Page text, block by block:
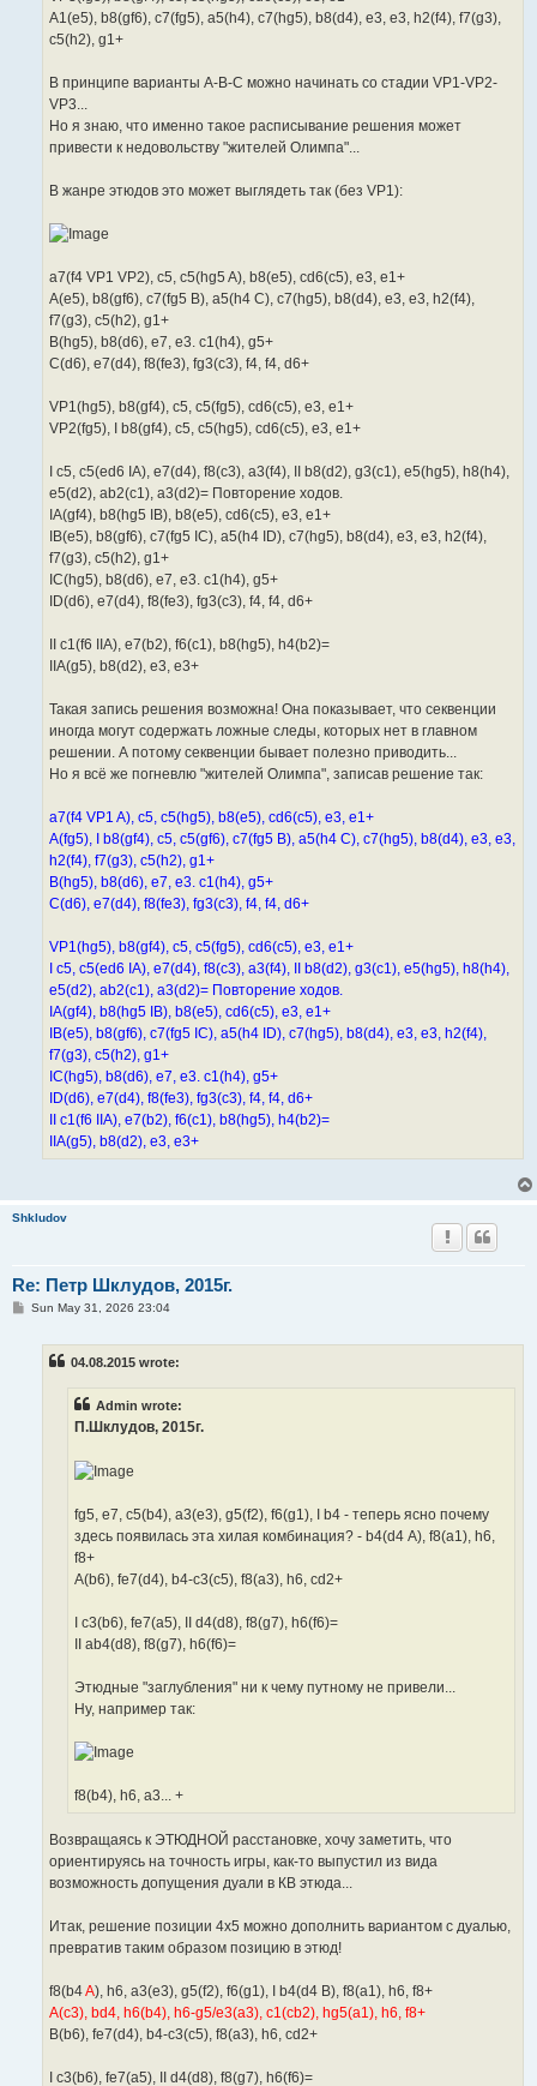
A1(e5), b8(gf6), c7(fg5), a5(h4), c7(hg5), b8(d4), e3, e3, h2(f4), f7(g3),
c5(h2), g1+
В принципе варианты A-B-C можно начинать со стадии VP1-VP2-
VP3...
Но я знаю, что именно такое расписывание решения может
привести к недовольству "жителей Олимпа"...
В жанре этюдов это может выглядеть так (без VP1):
a7(f4 VP1 VP2), c5, c5(hg5 A), b8(e5), cd6(c5), e3, e1+
A(e5), b8(gf6), c7(fg5 B), a5(h4 C), c7(hg5), b8(d4), e3, e3, h2(f4),
f7(g3), c5(h2), g1+
B(hg5), b8(d6), e7, e3. c1(h4), g5+
C(d6), e7(d4), f8(fe3), fg3(c3), f4, f4, d6+
VP1(hg5), b8(gf4), c5, c5(fg5), cd6(c5), e3, e1+
VP2(fg5), I b8(gf4), c5, c5(hg5), cd6(c5), e3, e1+
I c5, c5(ed6 IA), e7(d4), f8(c3), a3(f4), II b8(d2), g3(c1), e5(hg5), h8(h4),
e5(d2), ab2(c1), a3(d2)= Повторение ходов.
IA(gf4), b8(hg5 IB), b8(e5), cd6(c5), e3, e1+
IB(e5), b8(gf6), c7(fg5 IC), a5(h4 ID), c7(hg5), b8(d4), e3, e3, h2(f4),
f7(g3), c5(h2), g1+
IC(hg5), b8(d6), e7, e3. c1(h4), g5+
ID(d6), e7(d4), f8(fe3), fg3(c3), f4, f4, d6+
II c1(f6 IIA), e7(b2), f6(c1), b8(hg5), h4(b2)=
IIA(g5), b8(d2), e3, e3+
Такая запись решения возможна! Она показывает, что секвенции
иногда могут содержать ложные следы, которых нет в главном
решении. А потому секвенции бывает полезно приводить...
Но я всё же погневлю "жителей Олимпа", записав решение так:
a7(f4 VP1 A), c5, c5(hg5), b8(e5), cd6(c5), e3, e1+
A(fg5), I b8(gf4), c5, c5(gf6), c7(fg5 B), a5(h4 C), c7(hg5), b8(d4), e3, e3,
h2(f4), f7(g3), c5(h2), g1+
B(hg5), b8(d6), e7, e3. c1(h4), g5+
C(d6), e7(d4), f8(fe3), fg3(c3), f4, f4, d6+
VP1(hg5), b8(gf4), c5, c5(fg5), cd6(c5), e3, e1+
I c5, c5(ed6 IA), e7(d4), f8(c3), a3(f4), II b8(d2), g3(c1), e5(hg5), h8(h4),
e5(d2), ab2(c1), a3(d2)= Повторение ходов.
IA(gf4), b8(hg5 IB), b8(e5), cd6(c5), e3, e1+
IB(e5), b8(gf6), c7(fg5 IC), a5(h4 ID), c7(hg5), b8(d4), e3, e3, h2(f4),
f7(g3), c5(h2), g1+
IC(hg5), b8(d6), e7, e3. c1(h4), g5+
ID(d6), e7(d4), f8(fe3), fg3(c3), f4, f4, d6+
II c1(f6 IIA), e7(b2), f6(c1), b8(hg5), h4(b2)=
IIA(g5), b8(d2), e3, e3+
Shkludov
Re: Петр Шклудов, 2015г.
PSun May 31, 2026 23:04
04.08.2015 wrote:
Admin wrote:
П.Шклудов, 2015г.
fg5, e7, c5(b4), a3(e3), g5(f2), f6(g1), I b4 - теперь ясно почему
здесь появилась эта хилая комбинация? - b4(d4 А), f8(a1), h6,
f8+
А(b6), fe7(d4), b4-c3(c5), f8(a3), h6, cd2+
I c3(b6), fe7(a5), II d4(d8), f8(g7), h6(f6)=
II ab4(d8), f8(g7), h6(f6)=
Этюдные "заглубления" ни к чему путному не привели...
Ну, например так:
f8(b4), h6, a3... +
Возвращаясь к ЭТЮДНОЙ расстановке, хочу заметить, что
ориентируясь на точность игры, как-то выпустил из вида
возможность допущения дуали в КВ этюда...
Итак, решение позиции 4х5 можно дополнить вариантом с дуалью,
превратив таким образом позицию в этюд!
f8(b4A), h6, a3(e3), g5(f2), f6(g1), I b4(d4 B), f8(a1), h6, f8+
A(c3), bd4, h6(b4), h6-g5/e3(a3), c1(cb2), hg5(a1), h6, f8+
B(b6), fe7(d4), b4-c3(c5), f8(a3), h6, cd2+
I c3(b6), fe7(a5), II d4(d8), f8(g7), h6(f6)=